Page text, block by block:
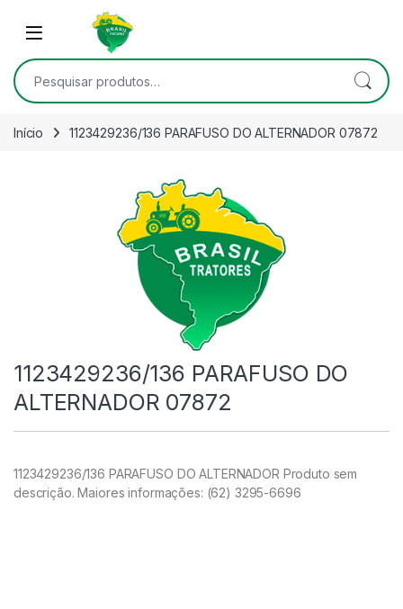
Skip to navigation
Open
Pesquisar por:
Início 1123429236/136 PARAFUSO DO ALTERNADOR 07872
1123429236/136 PARAFUSO DO
ALTERNADOR 07872
1123429236/136 PARAFUSO DO ALTERNADOR Produto sem
descrição. Maiores informações: (62) 3295-6696